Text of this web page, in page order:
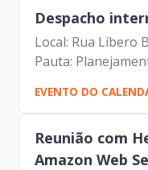
Despacho
Local: Rua Líbero
Pauta:
Johann Nogueira
Carlos Roberto
EVENTO DO
Reunião com
Amazon Web